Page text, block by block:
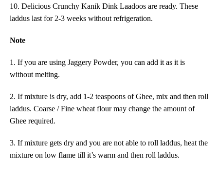
10. Delicious Crunchy Kanik Dink Laadoos are ready. These
laddus last for 2-3 weeks without refrigeration.
Note
1. If you are using Jaggery Powder, you can add it as it is
without melting.
2. If mixture is dry, add 1-2 teaspoons of Ghee, mix and then roll
laddus. Coarse / Fine wheat flour may change the amount of
Ghee required.
3. If mixture gets dry and you are not able to roll laddus, heat the
mixture on low flame till it’s warm and then roll laddus.